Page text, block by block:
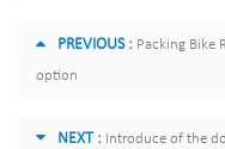
PREVIOUS : Packing Bike
option
NEXT : Introduce of the